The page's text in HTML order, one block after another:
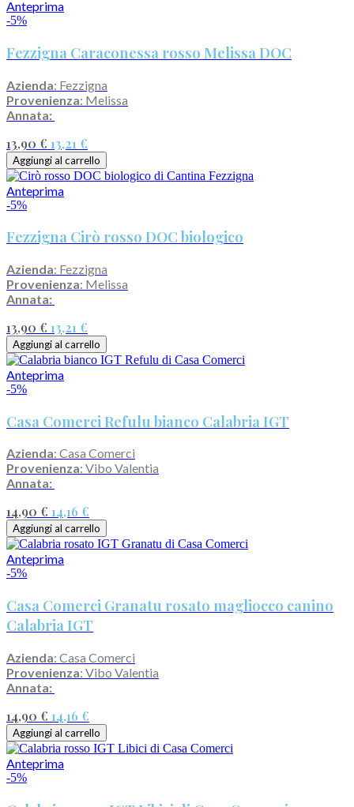
Anteprima
-5%
Fezzigna Caraconessa rosso Melissa DOC
Azienda: Fezzigna
Provenienza: Melissa
Annata:
13,90 € 13,21 €
Aggiungi al carrello
Anteprima
-5%
Fezzigna Cirò rosso DOC biologico
Azienda: Fezzigna
Provenienza: Melissa
Annata:
13,90 € 13,21 €
Aggiungi al carrello
Anteprima
-5%
Casa Comerci Refulu bianco Calabria IGT
Azienda: Casa Comerci
Provenienza: Vibo Valentia
Annata:
14,90 € 14,16 €
Aggiungi al carrello
Anteprima
-5%
Casa Comerci Granatu rosato magliocco canino
Calabria IGT
Azienda: Casa Comerci
Provenienza: Vibo Valentia
Annata:
14,90 € 14,16 €
Aggiungi al carrello
Anteprima
-5%